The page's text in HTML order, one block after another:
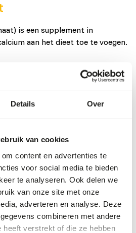
Details Over
van cookies
content en advertenties te
voor social media te bieden
te analyseren. Ook delen we
van onze site met onze
adverteren en analyse. Deze
combineren met andere
heeft verstrekt of die ze hebben
is een supplement in
aan het dieet toe te voegen.
Multi-
vit
DK010